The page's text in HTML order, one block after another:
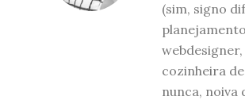
(sim, signo
webdesigner,
cozinheira
nunca, noiva